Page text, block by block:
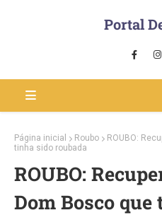
Portal
Página inicial Roubo
ROUBO:
tinha sido roubada
ROUBO:
Dom Bosco